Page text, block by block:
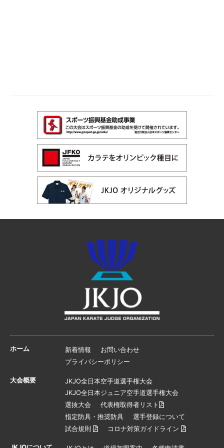
ホーム 新着情報
お問い合わせ
プライバシーポリシー
大会概要
JKJO全日本空手道選手権大会
JKJO全日本ジュニア空手道選手権大会
選抜大会
代表権取得者リスト
指定防具・推奨防具
選手登録について
試合規則
コロナ対策ガイドライン